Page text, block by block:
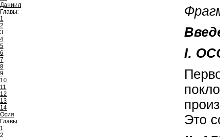
Даниил
Главы:
1
2
3
4
5
6
7
8
9
10
11
12
13
14
Осия
Главы:
1
2
I.
Это